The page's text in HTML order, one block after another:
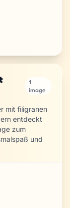
1
image
mit filigranen
entdeckt
zum
und